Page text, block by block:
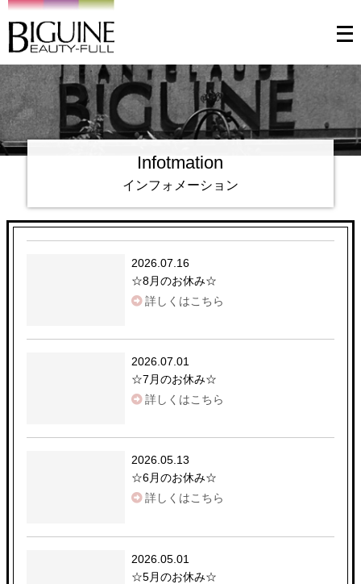
メ
ュ
く
Infotmation
インフォメーション
2026.07.16
☆8月のお休み☆
詳しくはこちら
2026.07.01
☆7月のお休み☆
詳しくはこちら
2026.05.13
☆6月のお休み☆
詳しくはこちら
2026.05.01
☆5月のお休み☆